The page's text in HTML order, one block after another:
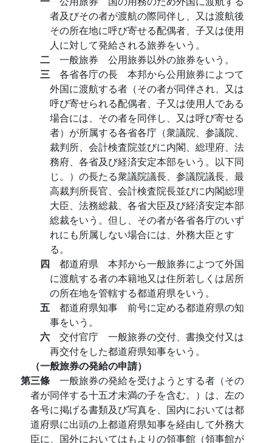
者及びその者が渡航の際同伴し、又は渡航後
その所在地に呼び寄せる配偶者、子又は使用
人に対して発給される旅券をいう。
二 一般旅券 公用旅券以外の旅券をいう。
三 各省各庁の長 本邦から公用旅券によつて
外国に渡航する者（その者が同伴され、又は
呼び寄せられる配偶者、子又は使用人である
場合には、その者を同伴し、又は呼び寄せる
者）が所属する各省各庁（衆議院、参議院、
裁判所、会計検査院並びに内閣、総理府、法
務府、各省及び経済安定本部をいう。以下同
じ。）の長たる衆議院議長、参議院議長、最
高裁判所長官、会計検査院長並びに内閣総理
大臣、法務総裁、各省大臣及び経済安定本部
総裁をいう。但し、その者が各省各庁のいず
れにも所属しない場合には、外務大臣とす
る。
四 都道府県 本邦から一般旅券によつて外国
に渡航する者の本籍地又は住所若しくは居所
の所在地を管轄する都道府県をいう。
五 都道府県知事 前号に定める都道府県の知
事をいう。
六 交付官庁 一般旅券の交付、書換交付又は
再交付をした都道府県知事をいう。
（一般旅券の発給の申請）
第三條 一般旅券の発給を受けようとする者（その
者が同伴する十五才未満の子を含む。）は、左の
各号に掲げる書類及び写真を、国内においては都
道府県に出頭の上都道府県知事を経由して外務大
臣に、国外においてはもよりの領事館（領事館が